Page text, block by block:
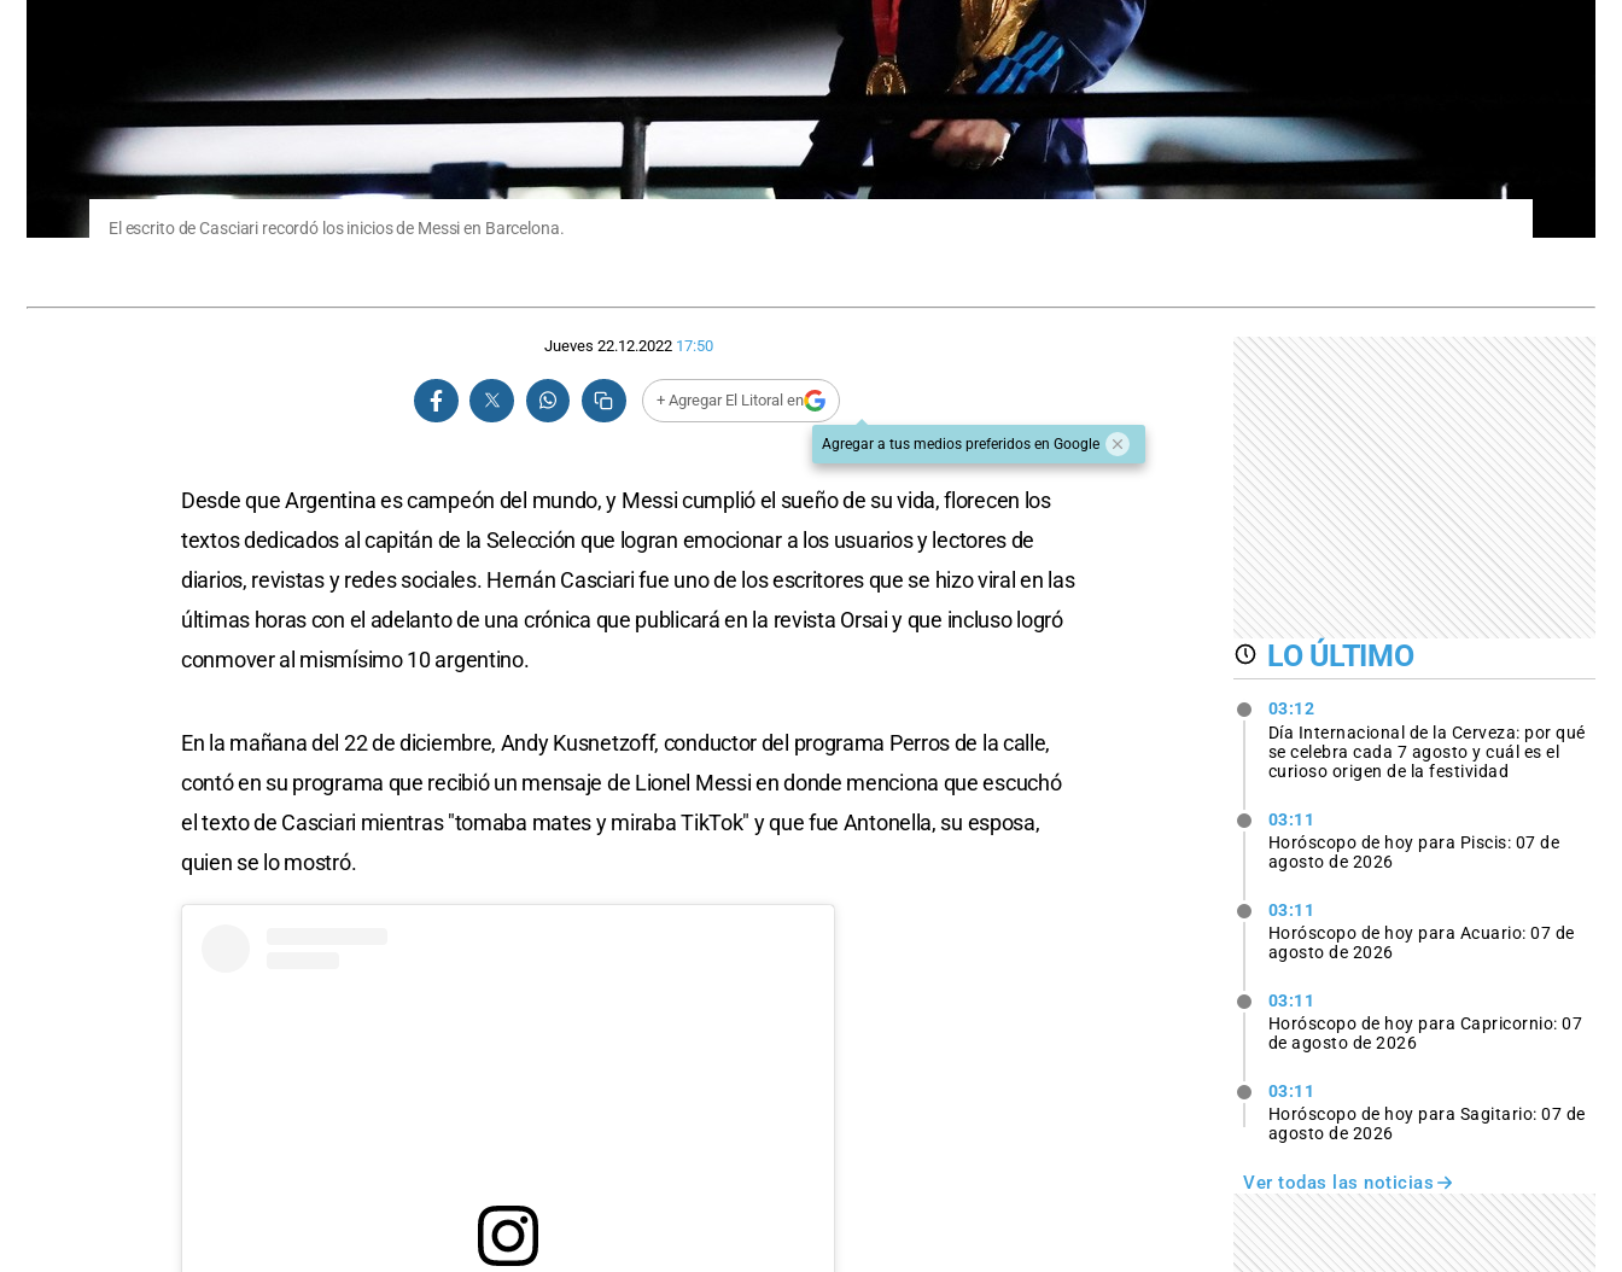
El escrito de Casciari recordó los inicios de Messi en Barcelona.
Jueves 22.12.2022 17:50
+ Agregar El Litoral en
Agregar a tus medios preferidos en Google
Desde que Argentina es campeón del mundo, y Messi cumplió el sueño de su vida, florecen los
textos dedicados al capitán de la Selección que logran emocionar a los usuarios y lectores de
diarios, revistas y redes sociales. Hernán Casciari fue uno de los escritores que se hizo viral en las
últimas horas con el adelanto de una crónica que publicará en la revista Orsai y que incluso logró
conmover al mismísimo 10 argentino.
En la mañana del 22 de diciembre, Andy Kusnetzoff, conductor del programa Perros de la calle,
contó en su programa que recibió un mensaje de Lionel Messi en donde menciona que escuchó
el texto de Casciari mientras "tomaba mates y miraba TikTok" y que fue Antonella, su esposa,
quien se lo mostró.
LO ÚLTIMO
03:12
Día Internacional de la Cerveza: por qué
se celebra cada 7 agosto y cuál es el
curioso origen de la festividad
03:11
Horóscopo de hoy para Piscis: 07 de
agosto de 2026
03:11
Horóscopo de hoy para Acuario: 07 de
agosto de 2026
03:11
Horóscopo de hoy para Capricornio: 07
de agosto de 2026
03:11
Horóscopo de hoy para Sagitario: 07 de
agosto de 2026
Ver todas las noticias